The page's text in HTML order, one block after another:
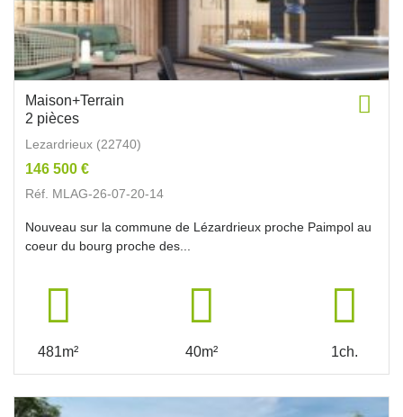
Maison+Terrain
2 pièces
Lezardrieux (22740)
146 500 €
Réf. MLAG-26-07-20-14
Nouveau sur la commune de Lézardrieux proche Paimpol au
coeur du bourg proche des...
481m² 40m² 1ch.